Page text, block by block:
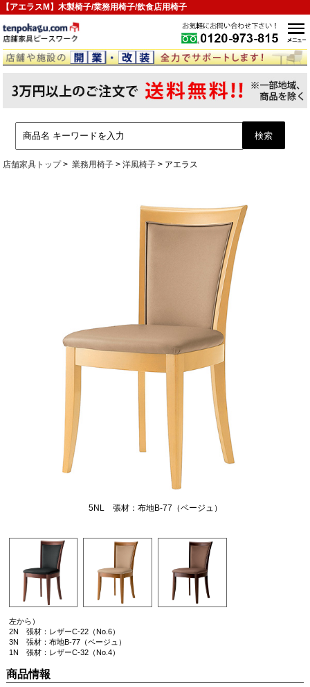
【アエラスM】木製椅子/業務用椅子/飲食店用椅子
店舗家具トップ 業務用椅子 洋風椅子 アエラス
5NL 張材：布地B-77（ベージュ）
左から）
2N 張材：レザーC-22（No.6）
3N 張材：布地B-77（ベージュ）
1N 張材：レザーC-32（No.4）
商品情報